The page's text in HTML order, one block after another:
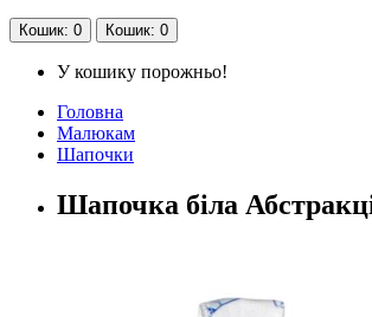
Кошик: 0 Кошик: 0
У кошику порожньо!
Головна
Малюкам
Шапочки
Шапочка біла